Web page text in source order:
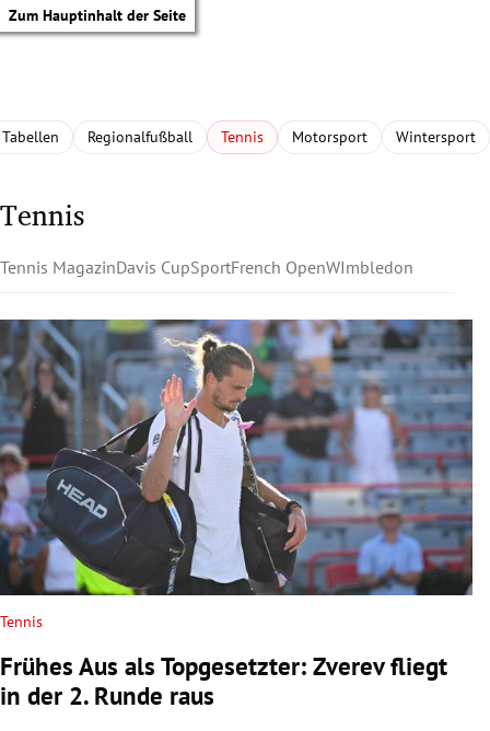
Zum Hauptinhalt der Seite
Untermenü
Untermenü
Untermenü
Untermenü
Untermenü
Tabellen Regionalfußball Tennis Motorsport Wintersport
Tennis
Tennis MagazinDavis CupSportFrench OpenWImbledon
Tennis
Frühes Aus als Topgesetzter: Zverev fliegt
in der 2. Runde raus